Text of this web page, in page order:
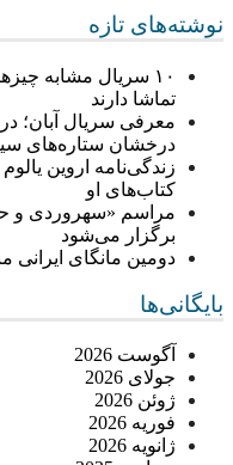
نوشته‌های تازه
۱۰ سریال مشابه
تماشا دارند
معرفی سریال آبان؛
درخشان ستاره‌های
زندگی‌نامه اروین
کتاب‌های او
مراسم «سهروردی و
برگزار می‌شود
دومین مانگای ایرانی
بایگانی‌ها
آگوست 2026
جولای 2026
ژوئن 2026
فوریه 2026
ژانویه 2026